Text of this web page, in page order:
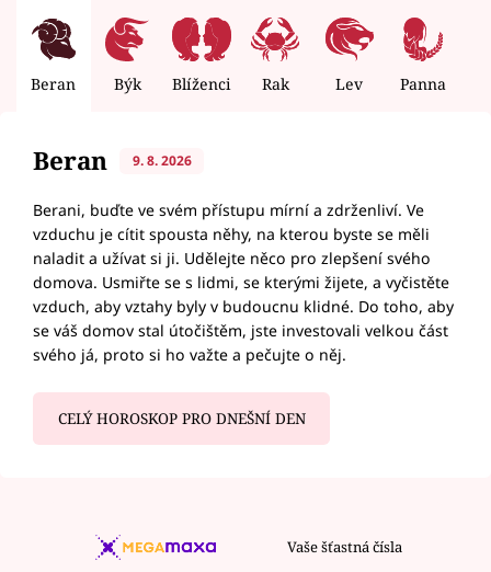
Beran Býk Blíženci Rak Lev Panna
Beran 9. 8. 2026
Berani, buďte ve svém přístupu mírní a zdrženliví. Ve
vzduchu je cítit spousta něhy, na kterou byste se měli
naladit a užívat si ji. Udělejte něco pro zlepšení svého
domova. Usmiřte se s lidmi, se kterými žijete, a vyčistěte
vzduch, aby vztahy byly v budoucnu klidné. Do toho, aby
se váš domov stal útočištěm, jste investovali velkou část
svého já, proto si ho važte a pečujte o něj.
CELÝ HOROSKOP PRO DNEŠNÍ DEN
Vaše šťastná čísla